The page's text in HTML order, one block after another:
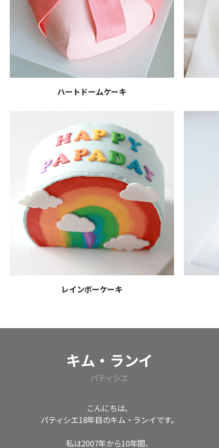
ハートドームケーキ
レインボーケーキ
キム・ランイ
パティシエ
こんにちは、
パティシエ18年目のキム・ランイです。
私は2007年から10年間、